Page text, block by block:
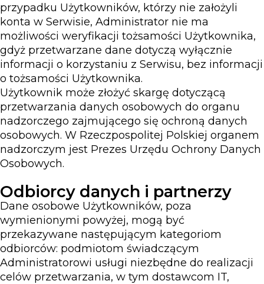
przypadku Użytkowników, którzy nie założyli
konta w Serwisie, Administrator nie ma
możliwości weryfikacji tożsamości Użytkownika,
gdyż przetwarzane dane dotyczą wyłącznie
informacji o korzystaniu z Serwisu, bez informacji
o tożsamości Użytkownika.
Użytkownik może złożyć skargę dotyczącą
przetwarzania danych osobowych do organu
nadzorczego zajmującego się ochroną danych
osobowych. W Rzeczpospolitej Polskiej organem
nadzorczym jest Prezes Urzędu Ochrony Danych
Osobowych.
Odbiorcy danych i partnerzy
Dane osobowe Użytkowników, poza
wymienionymi powyżej, mogą być
przekazywane następującym kategoriom
odbiorców: podmiotom świadczącym
Administratorowi usługi niezbędne do realizacji
celów przetwarzania, w tym dostawcom IT,